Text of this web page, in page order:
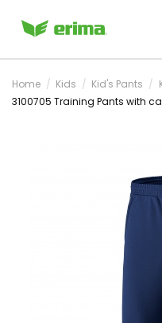
Home Kids Kid's Pants
3100705 Training Pants with